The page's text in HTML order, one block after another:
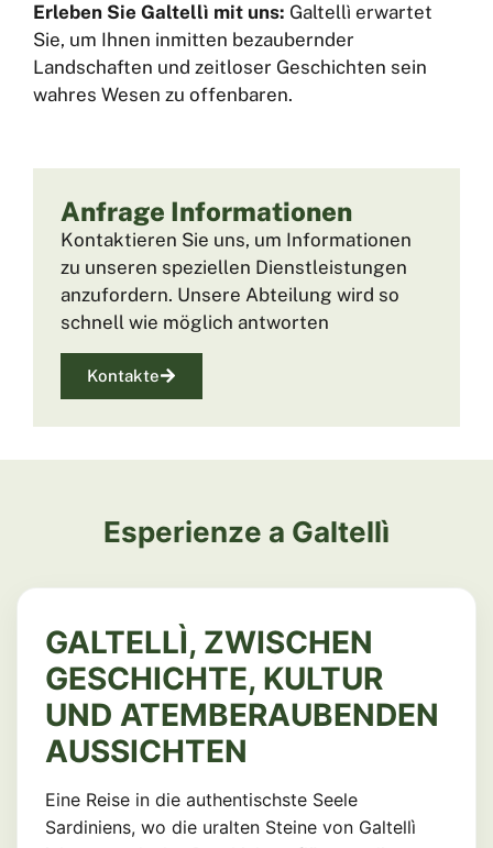
Erleben Sie Galtellì mit uns: Galtellì erwartet
Sie, um Ihnen inmitten bezaubernder
Landschaften und zeitloser Geschichten sein
wahres Wesen zu offenbaren.
Anfrage Informationen
Kontaktieren Sie uns, um Informationen
zu unseren speziellen Dienstleistungen
anzufordern. Unsere Abteilung wird so
schnell wie möglich antworten
Kontakte
Esperienze a Galtellì
GALTELLÌ, ZWISCHEN
GESCHICHTE, KULTUR
UND ATEMBERAUBENDEN
AUSSICHTEN
Eine Reise in die authentischste Seele
Sardiniens, wo die uralten Steine ​​von Galtellì